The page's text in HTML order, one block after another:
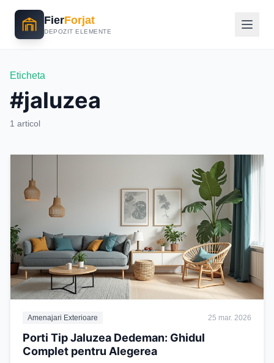
FierForjat
DEPOZIT ELEMENTE
Eticheta
#jaluzea
1 articol
Amenajari Exterioare 25 mar. 2026
Porti Tip Jaluzea Dedeman: Ghidul
Complet pentru Alegerea